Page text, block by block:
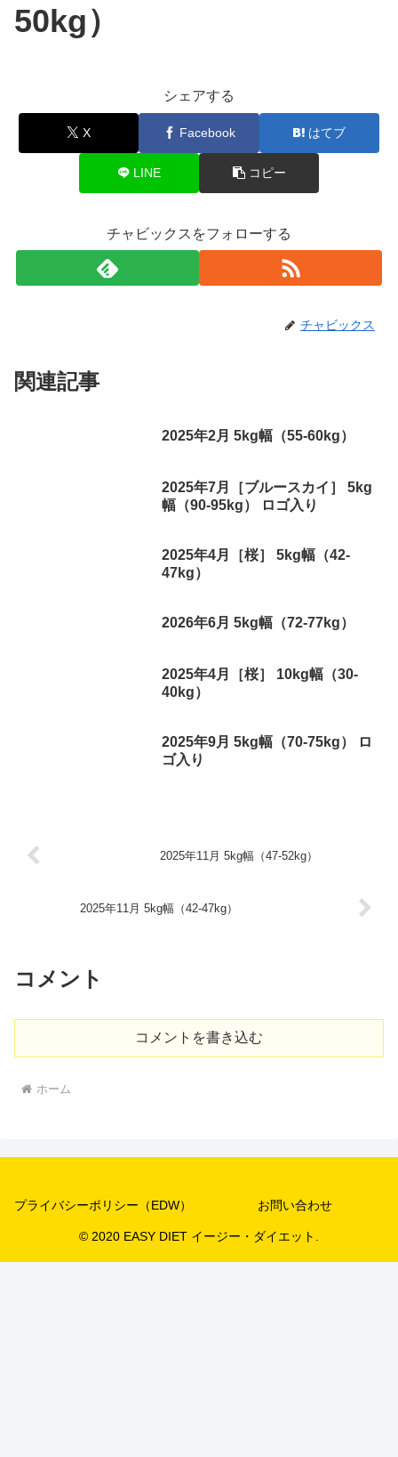
50kg）
シェアする
X Facebook はてブ
LINE コピー
チャビックスをフォローする
チャビックス
関連記事
2025年2月 5kg幅（55-60kg）
2025年7月［ブルースカイ］ 5kg
幅（90-95kg） ロゴ入り
2025年4月［桜］ 5kg幅（42-
47kg）
2026年6月 5kg幅（72-77kg）
2025年4月［桜］ 10kg幅（30-
40kg）
2025年9月 5kg幅（70-75kg） ロ
ゴ入り
2025年11月 5kg幅（47-52kg）
2025年11月 5kg幅（42-47kg）
コメント
コメントを書き込む
ホーム
プライバシーポリシー（EDW） お問い合わせ
© 2020 EASY DIET イージー・ダイエット.